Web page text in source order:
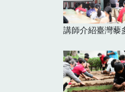
講師介紹臺灣藜